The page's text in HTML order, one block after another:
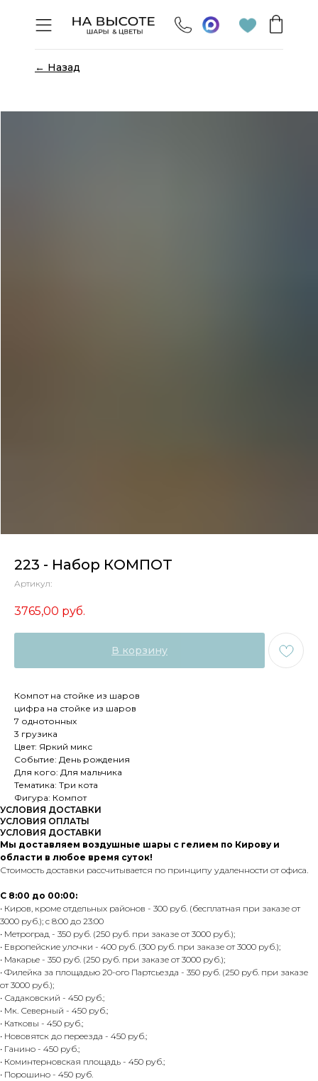
← Назад
223 - Набор КОМПОТ
Артикул:
3765,00 руб.
В корзину
Компот на стойке из шаров
цифра на стойке из шаров
7 однотонных
3 грузика
Цвет: Яркий микс
Событие: День рождения
Для кого: Для мальчика
Тематика: Три кота
Фигура: Компот
УСЛОВИЯ ДОСТАВКИ
УСЛОВИЯ ОПЛАТЫ
УСЛОВИЯ ДОСТАВКИ
Мы доставляем воздушные шары с гелием по Кирову и
области в любое время суток!
Стоимость доставки рассчитывается по принципу удаленности от офиса.
С 8:00 до 00:00:
• Киров, кроме отдельных районов - 300 руб. (бесплатная при заказе от
3000 руб.); с 8:00 до 23:00
• Метроград - 350 руб. (250 руб. при заказе от 3000 руб.);
• Европейские улочки - 400 руб. (300 руб. при заказе от 3000 руб.);
• Макарье - 350 руб. (250 руб. при заказе от 3000 руб.);
• Филейка за площадью 20-ого Партсьезда - 350 руб. (250 руб. при заказе
от 3000 руб.);
• Садаковский - 450 руб.;
• Мк. Северный - 450 руб.;
• Катковы - 450 руб.;
• Нововятск до переезда - 450 руб.;
• Ганино - 450 руб.;
• Коминтерновская площадь - 450 руб.;
• Порошино - 450 руб.